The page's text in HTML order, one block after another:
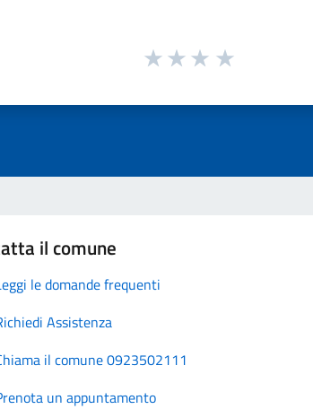
il comune
le domande frequenti
Assistenza
il comune 0923502111
un appuntamento